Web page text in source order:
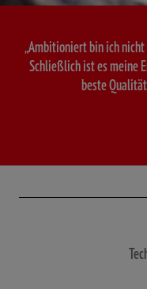
„Ambitioniert bin ich nicht
Schließlich ist es meine
beste